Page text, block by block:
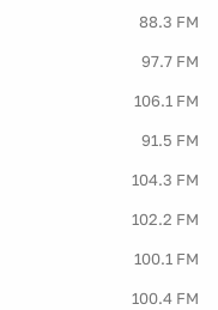
88.3 FM
97.7 FM
106.1 FM
91.5 FM
104.3 FM
102.2 FM
100.1 FM
100.4 FM